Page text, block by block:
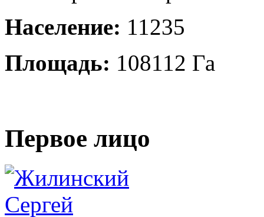
Население: 11235
Площадь: 108112 Га
Первое лицо